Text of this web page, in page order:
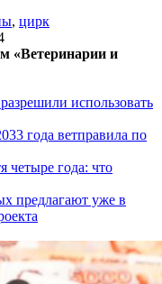
, цирк
«Ветеринарии и
использовать
года ветправила по
четыре года: что
предлагают уже в